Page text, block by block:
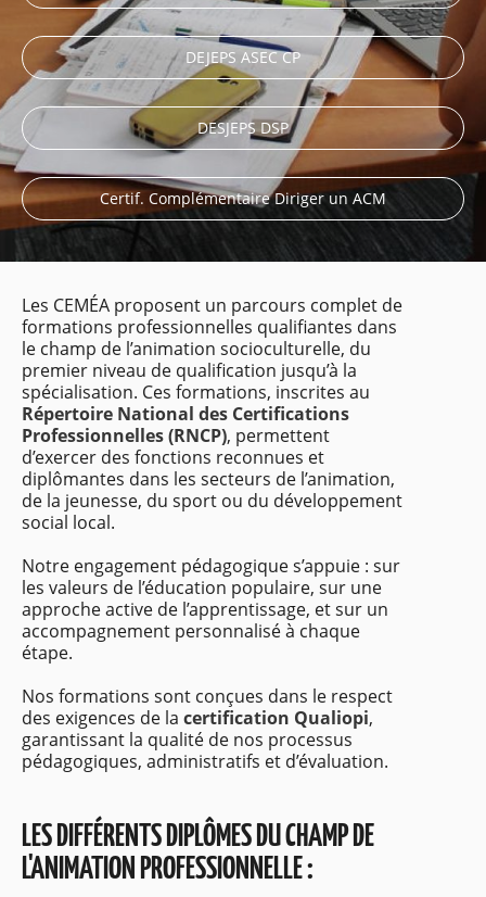
DEJEPS ASEC CP
DESJEPS DSP
Certif. Complémentaire Diriger un ACM
Les CEMÉA proposent un parcours complet de
formations professionnelles qualifiantes dans
le champ de l’animation socioculturelle, du
premier niveau de qualification jusqu’à la
spécialisation. Ces formations, inscrites au
Répertoire National des Certifications
Professionnelles (RNCP), permettent
d’exercer des fonctions reconnues et
diplômantes dans les secteurs de l’animation,
de la jeunesse, du sport ou du développement
social local.
Notre engagement pédagogique s’appuie : sur
les valeurs de l’éducation populaire, sur une
approche active de l’apprentissage, et sur un
accompagnement personnalisé à chaque
étape.
Nos formations sont conçues dans le respect
des exigences de la certification Qualiopi,
garantissant la qualité de nos processus
pédagogiques, administratifs et d’évaluation.
LES DIFFÉRENTS DIPLÔMES DU CHAMP DE
L'ANIMATION PROFESSIONNELLE :